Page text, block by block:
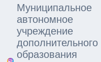
Муниципальное
автономное
учреждение
дополнительного
образования